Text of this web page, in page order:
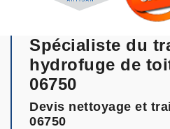
Spécialiste du
hydrofuge de
06750
Devis nettoyage et
06750